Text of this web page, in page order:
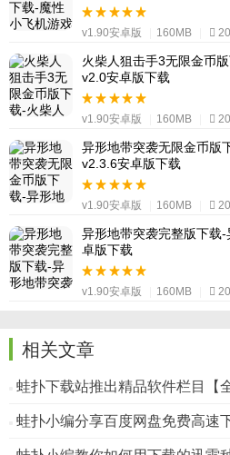
v1.90安卓版 160MB
火柴人狙击手3无限金币
v2.0安卓版下载
v1.90安卓版 160MB
异形地带突袭无限金币版
v2.3.6安卓版下载
v1.90安卓版 160MB
异形地带突袭完整版下载
卓版下载
v1.90安卓版 160MB
相关文章
蛙扑下载站推出精品软件栏目【
蛙扑小编分享百度网盘免费高速